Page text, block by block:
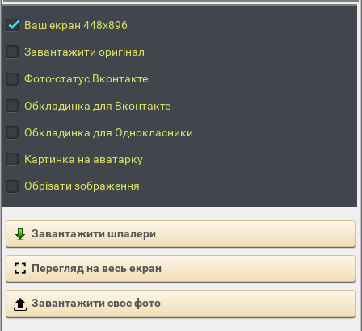
Ваш екран 448x896
Завантажити оригінал
Фото-статус Вконтакте
Обкладинка для Вконтакте
Обкладинка для Однокласники
Картинка на аватарку
Обрізати зображення
Завантажити шпалери
Перегляд на весь екран
Завантажити своє фото